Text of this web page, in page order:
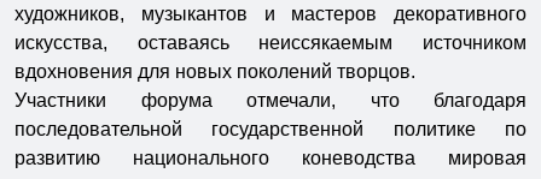
художников, музыкантов и мастеров декоративного
искусства, оставаясь неиссякаемым источником
вдохновения для новых поколений творцов.
Участники форума отмечали, что благодаря
последовательной государственной политике по
развитию национального коневодства мировая